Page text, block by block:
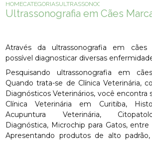
HOMECATEGORIASULTRASSONOGRAFIA EM CÃES
Ultrassonografia em Cães
Através da ultrassonografia em
possível diagnosticar diversas
Pesquisando ultrassonografia em
Quando trata-se de Clínica Veterinária,
Diagnósticos Veterinários, você encontra
Clínica Veterinária em Curitiba,
Acupuntura Veterinária,
Diagnóstica, Microchip para Gatos, entre
Apresentando produtos de alto